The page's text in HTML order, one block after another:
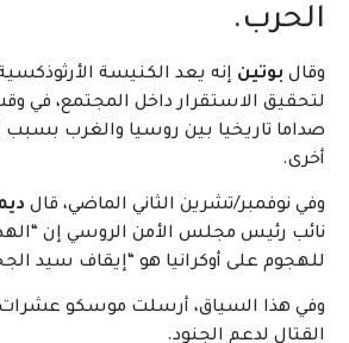
الحرب.
وقال بوتين إنه يعد الكنيسة
لتحقيق الاستقرار داخل المجتمع، في
صداما تاريخيا بين روسيا والغرب بسبب
أخرى.
وفي نوفمبر/تشرين الثاني الماضي، قال
نائب رئيس مجلس الأمن الروسي إن
للهجوم على أوكرانيا هو “إيقاف سيد
وفي هذا السياق، أرسلت موسكو عشرات
القتال لدعم الجنود.